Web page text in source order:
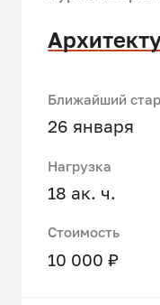
Ближайший
26 января
Нагрузка
18 ак. ч.
Стоимость
10 000 ₽